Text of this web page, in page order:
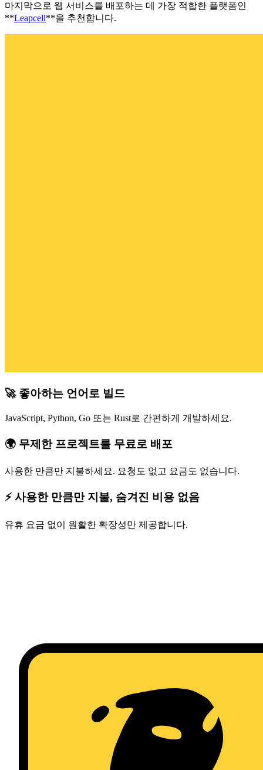
마지막으로 웹 서비스를 배포하는 데 가장 적합한 플랫폼인
**Leapcell**을 추천합니다.
🚀 좋아하는 언어로 빌드
JavaScript, Python, Go 또는 Rust로 간편하게 개발하세요.
🌍 무제한 프로젝트를 무료로 배포
사용한 만큼만 지불하세요. 요청도 없고 요금도 없습니다.
⚡ 사용한 만큼만 지불, 숨겨진 비용 없음
유휴 요금 없이 원활한 확장성만 제공합니다.